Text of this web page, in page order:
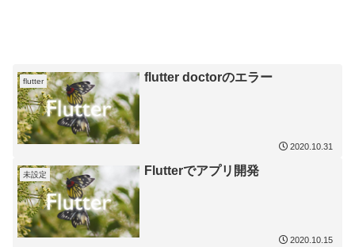
flutter flutter doctorのエラー
2020.10.31
未設定 Flutterでアプリ開発
2020.10.15